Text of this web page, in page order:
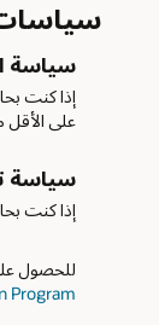
سياسات
سياسة
على الأقل
سياسة
إذا كنت
للحصول
Program‏